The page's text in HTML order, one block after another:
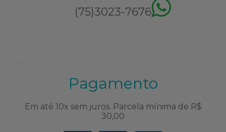
(75)3023-7676
Pagamento
Em até 10x sem juros. Parcela mínima de R$
30,00